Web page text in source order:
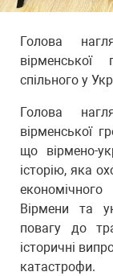
Голова
спільного у
Голова
вірменської
що вірмено-
історію, яка
Вірмени та
повагу до
історичні
катастрофи.